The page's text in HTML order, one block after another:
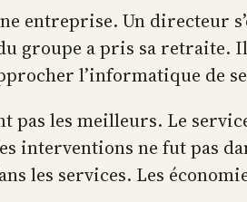
entreprise. Un directeur
groupe a pris sa
l’informatique de
pas les meilleurs. Le
interventions ne fut pas
les services. Les